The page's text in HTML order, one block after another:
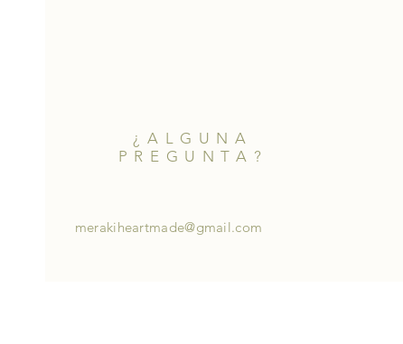
¿ALGUNA
PREGUNTA?
merakiheartmade@gmail.com